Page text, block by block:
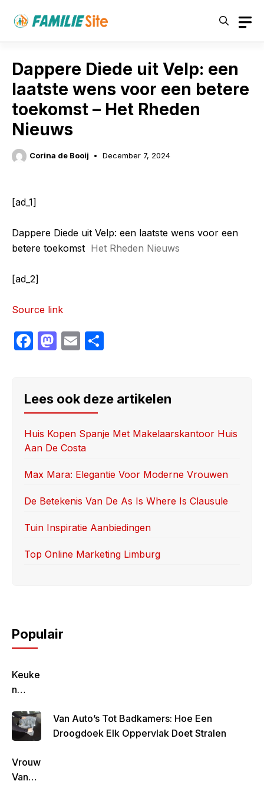
Dappere Diede uit Velp: een
laatste wens voor een betere
toekomst – Het Rheden
Nieuws
Corina de Booij December 7, 2024
[ad_1]
Dappere Diede uit Velp: een laatste wens voor een
betere toekomst Het Rheden Nieuws
[ad_2]
Source link
F
e
b
o
o
k
M
o
d
o
n
E
e
Lees ook deze artikelen
Huis Kopen Spanje Met Makelaarskantoor Huis
Aan De Costa
Max Mara: Elegantie Voor Moderne Vrouwen
De Betekenis Van De As Is Where Is Clausule
Tuin Inspiratie Aanbiedingen
Top Online Marketing Limburg
Populair
Keuke
N
–
Gezon
Lekke
R &
Van Auto’s Tot Badkamers: Hoe Een
Droogdoek Elk Oppervlak Doet Stralen
Vrouw
Van